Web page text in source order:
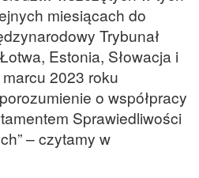
miesiącach do
Trybunał
Estonia, Słowacja i
2023 roku
o współpracy
Sprawiedliwości
– czytamy w